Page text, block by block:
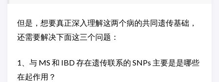
但是，想要真正深入理解这两个病的共同遗传基础，
还需要解决下面这三个问题：
1、与 MS 和 IBD 存在遗传联系的 SNPs 主要是是哪些
在起作用？